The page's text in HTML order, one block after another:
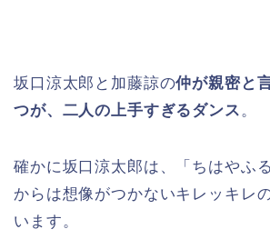
坂口涼太郎と加藤諒の仲が親密と
つが、二人の上手すぎるダンス。
確かに坂口涼太郎は、「ちはやふ
からは想像がつかないキレッキレ
います。